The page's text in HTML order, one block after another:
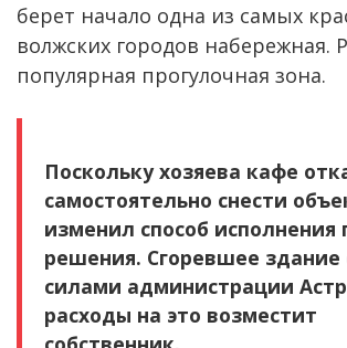
берет начало одна из самых
волжских городов набережная.
популярная прогулочная зона.
Поскольку хозяева кафе
самостоятельно снести
изменил способ исполнения
решения. Сгоревшее здание
силами администрации
расходы на это возместит